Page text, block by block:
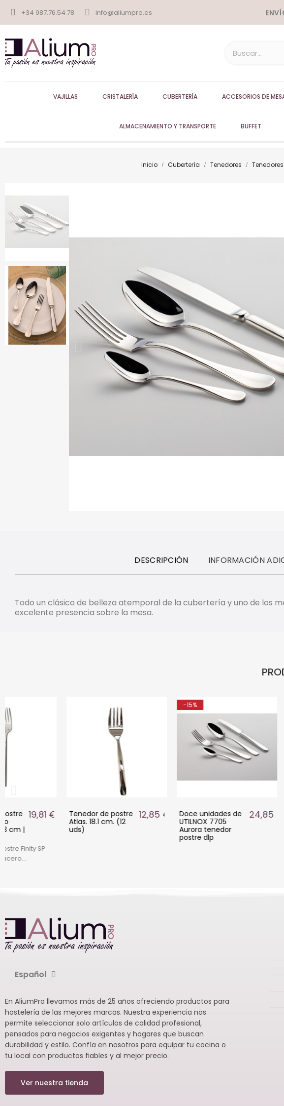
+34 987.76.54.78 info@aliumpro.es
VAJILLAS CRISTALERÍA CUBERTERÍA ACCESORIOS DE
ALMACENAMIENTO Y TRANSPORTE BUFFET
Inicio Cubertería Tenedores
DESCRIPCIÓN INFORMACIÓN
Todo un clásico de belleza atemporal de la cubertería y uno de los
excelente presencia sobre la mesa.
cm |
19,81 €
Finity SP
Tenedor de postre
Atlas. 18.1 cm. (12
uds)
12,85 €
-15%
Doce unidades de
UTILNOX 7705
Aurora tenedor
postre dlp
24,85 €
Español
En AliumPro llevamos más de 25 años ofreciendo productos para
hostelería de las mejores marcas. Nuestra experiencia nos
permite seleccionar solo artículos de calidad profesional,
pensados para negocios exigentes y hogares que buscan
durabilidad y estilo. Confía en nosotros para equipar tu cocina o
tu local con productos fiables y al mejor precio.
Ver nuestra tienda